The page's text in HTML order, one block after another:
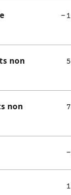
-
non
non